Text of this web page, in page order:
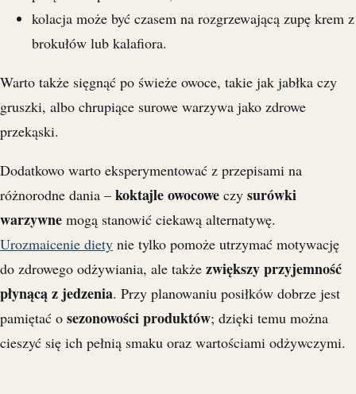
kolacja może być czasem na rozgrzewającą zupę krem z
brokułów lub kalafiora.
Warto także sięgnąć po świeże owoce, takie jak jabłka czy
gruszki, albo chrupiące surowe warzywa jako zdrowe
przekąski.
Dodatkowo warto eksperymentować z przepisami na
różnorodne dania – koktajle owocowe czy surówki
warzywne mogą stanowić ciekawą alternatywę.
Urozmaicenie diety nie tylko pomoże utrzymać motywację
do zdrowego odżywiania, ale także zwiększy przyjemność
płynącą z jedzenia. Przy planowaniu posiłków dobrze jest
pamiętać o sezonowości produktów; dzięki temu można
cieszyć się ich pełnią smaku oraz wartościami odżywczymi.